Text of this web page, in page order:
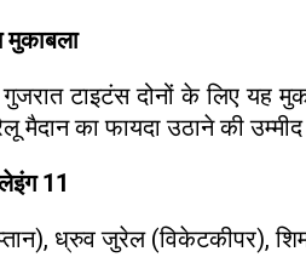
टाइटंस दोनों के लिए यह
मैदान का फायदा उठाने की
11
ध्रुव जुरेल (विकेटकीपर),